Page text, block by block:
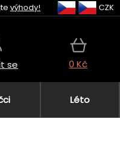
výhody! CZK
se 0 Kč
Léto